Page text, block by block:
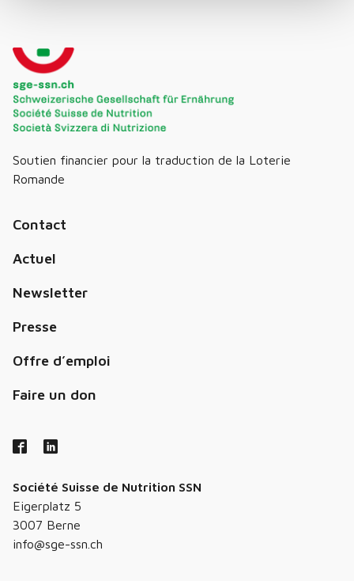
Soutien financier pour la traduction de la Loterie
Romande
Contact
Actuel
Newsletter
Presse
Offre d’emploi
Faire un don
Société Suisse de Nutrition SSN
Eigerplatz 5
3007 Berne
info@sge-ssn.ch